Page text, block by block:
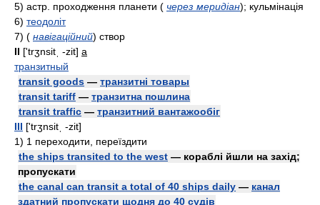
5) acтp. проходження планети ( через меридіан); кульмінація
6) теодоліт
7) ( навігаційний) створ
II ['trʒnsitˌ -zit] a
транзитный
transit goods — транзитні товары
transit tariff — транзитна пошлина
transit traffic — транзитний вантажообіг
III ['trʒnsitˌ -zit]
1) 1 переходити, переїздити
the ships transited to the west — кораблі йшли на захід;
пропускати
the canal can transit a total of 40 ships daily — канал
здатний пропускати щодня до 40 судів